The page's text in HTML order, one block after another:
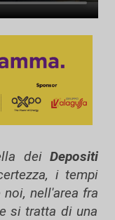
dei Depositi
i tempi
nell'area fra
si tratta di una